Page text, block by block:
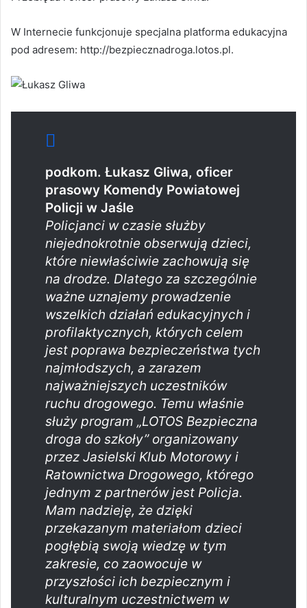
W Internecie funkcjonuje specjalna platforma edukacyjna
pod adresem: http://bezpiecznadroga.lotos.pl.
podkom. Łukasz Gliwa, oficer
prasowy Komendy Powiatowej
Policji w Jaśle
Policjanci w czasie służby
niejednokrotnie obserwują dzieci,
które niewłaściwie zachowują się
na drodze. Dlatego za szczególnie
ważne uznajemy prowadzenie
wszelkich działań edukacyjnych i
profilaktycznych, których celem
jest poprawa bezpieczeństwa tych
najmłodszych, a zarazem
najważniejszych uczestników
ruchu drogowego. Temu właśnie
służy program „LOTOS Bezpieczna
droga do szkoły” organizowany
przez Jasielski Klub Motorowy i
Ratownictwa Drogowego, którego
jednym z partnerów jest Policja.
Mam nadzieję, że dzięki
przekazanym materiałom dzieci
pogłębią swoją wiedzę w tym
zakresie, co zaowocuje w
przyszłości ich bezpiecznym i
kulturalnym uczestnictwem w